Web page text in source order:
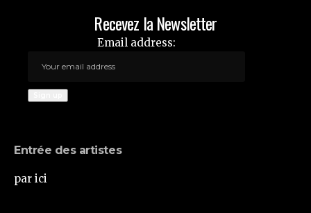
Recevez la Newsletter
Email address:
Entrée des artistes
par ici